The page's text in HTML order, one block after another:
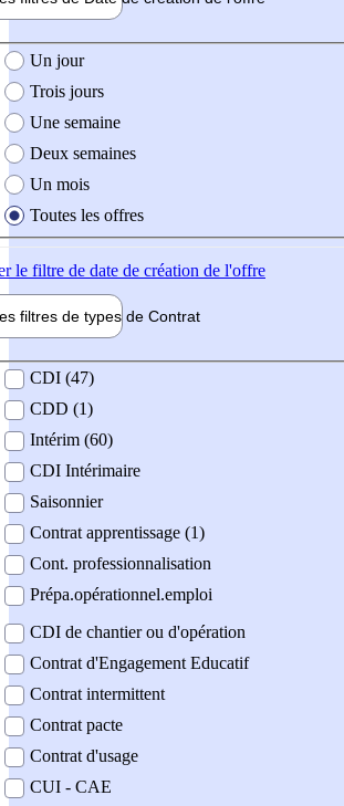
création de l'offre
Un jour
Trois jours
Une semaine
Deux semaines
Un mois
Toutes les offres
le filtre de date de création de l'offre
filtres de types de Contrat
contrat
CDI (47)
CDD (1)
Intérim (60)
CDI Intérimaire
Saisonnier
Contrat apprentissage (1)
Cont. professionnalisation
Prépa.opérationnel.emploi
CDI de chantier ou d'opération
Contrat d'Engagement Educatif
Contrat intermittent
Contrat pacte
Contrat d'usage
CUI - CAE